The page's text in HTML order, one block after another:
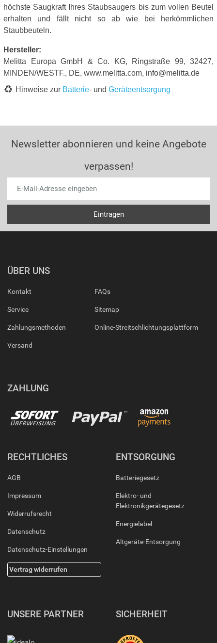
höchste Saugkraft Ihres Staubsaugers bis zum vollen Beutel
erhalten und fällt nicht so ab wie bei herkömmlichen
Staubbeuteln.
Hersteller:
Melitta Europa GmbH & Co. KG, Ringstraße 99, 32427,
MINDEN/WESTF., DE, www.melitta.com, info@melitta.de
Hinweise zur Batterie- und Geräteentsorgung
Newsletter abonnieren und keine Angebote
verpassen!
ÜBER UNS
Kontakt
Service
Zahlungsmethoden
Versand
FAQs
Sitemap
Online-Streitschlichtungsplattform
ZAHLUNG
RECHTLICHES
AGB
Impressum
Widerrufsrecht
Datenschutz
Datenschutz-Einstellungen
Vertrag widerrufen
ENTSORGUNG
Batteriegesetz
Elektro- und
Elektronikgerätegesetz
Energielabel
Altgeräte-Entsorgung
UNSERE PARTNER SICHERHEIT